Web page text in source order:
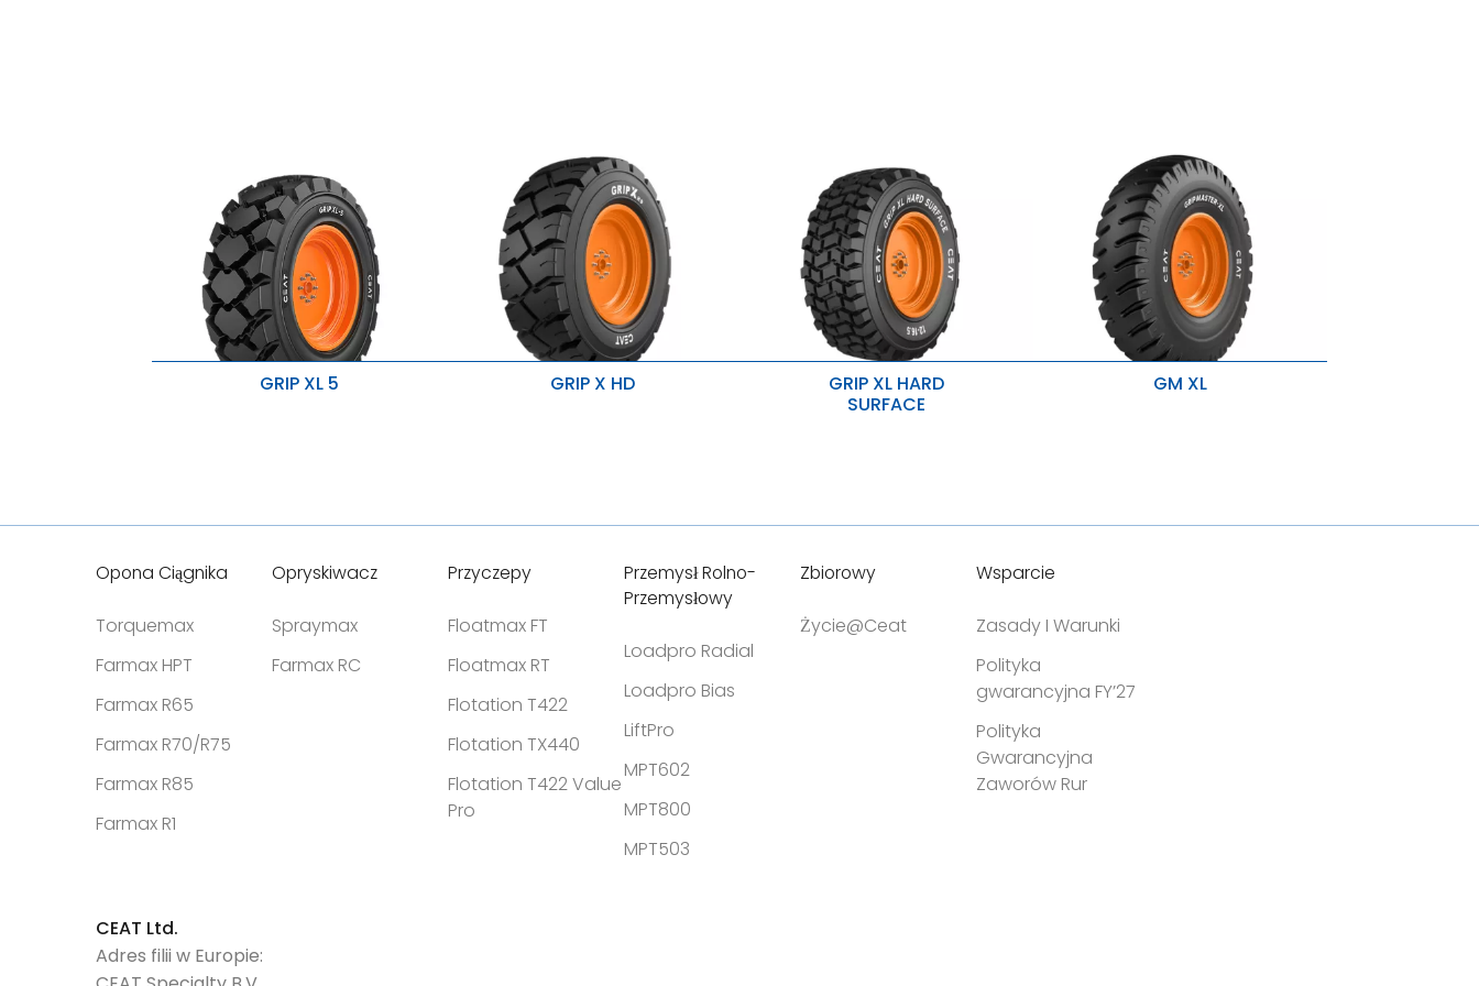
GRIP XL 5
jednocześnie poprawiając trwałość.
GRIP X HD
GRIP XL HARD
SURFACE
GM XL
Opona Ciągnika
Torquemax
Farmax HPT
Farmax R65
Farmax R70/R75
Farmax R85
Farmax R1
Opryskiwacz
Spraymax
Farmax RC
Przyczepy
Floatmax FT
Floatmax RT
Flotation T422
Flotation TX440
Flotation T422 Value
Pro
Przemysł Rolno-
Przemysłowy
Loadpro Radial
Loadpro Bias
LiftPro
MPT602
MPT800
MPT503
Zbiorowy
Życie@Ceat
Wsparcie
Zasady I Warunki
Polityka
gwarancyjna FY’27
Polityka
Gwarancyjna
Zaworów Rur
CEAT Ltd.
Adres filii w Europie: